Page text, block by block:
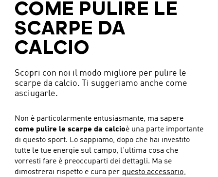
COME PULIRE LE
SCARPE DA
CALCIO
Scopri con noi il modo migliore per pulire le
scarpe da calcio. Ti suggeriamo anche come
asciugarle.
Non è particolarmente entusiasmante, ma sapere
come pulire le scarpe da calcioè una parte importante
di questo sport. Lo sappiamo, dopo che hai investito
tutte le tue energie sul campo, l'ultima cosa che
vorresti fare è preoccuparti dei dettagli. Ma se
dimostrerai rispetto e cura per questo accessorio,